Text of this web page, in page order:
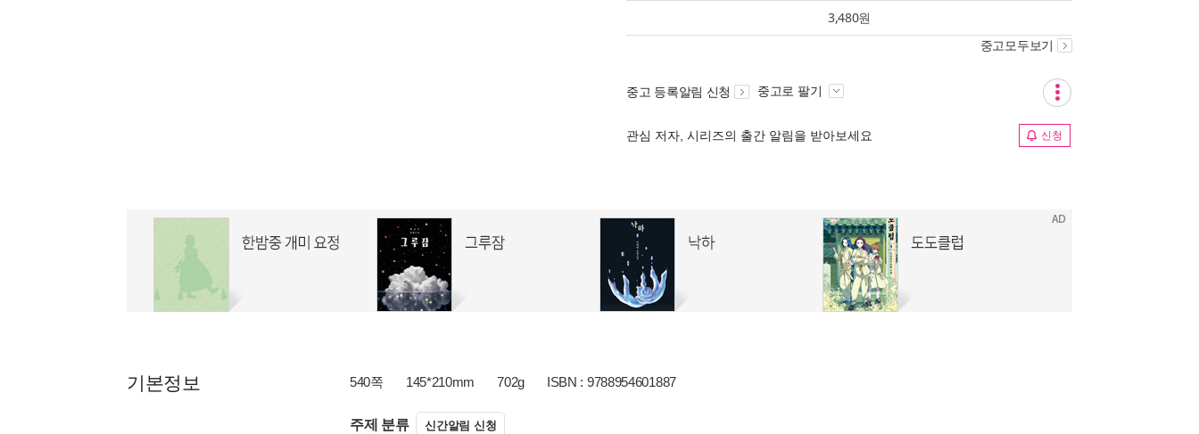
3,480원
중고모두보기
중고 등록알림 신청 중고로 팔기
관심 저자, 시리즈의 출간 알림을 받아보세요 신청
기본정보 540쪽 145*210mm 702g ISBN : 9788954601887
주제 분류 신간알림 신청